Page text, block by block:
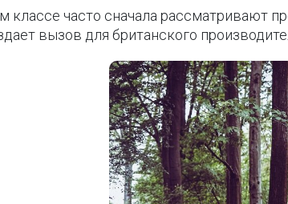
классе часто сначала рассматривают
вызов для британского